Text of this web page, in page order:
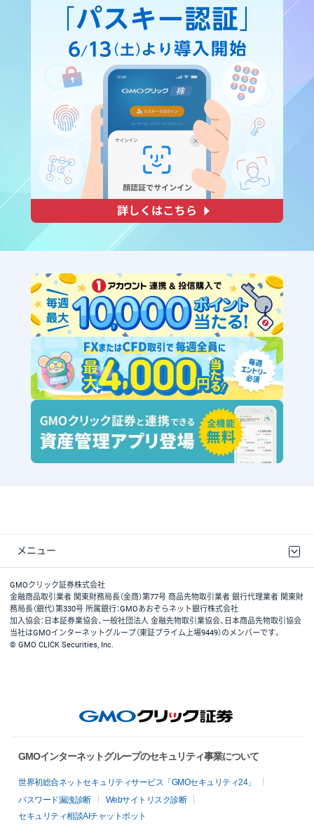
メニュー
取引規程・約款
最良執行方針
ディスクレイマー
リスク説明
GMOクリック証券ホームページ
GMOクリック証券株式会社
金融商品取引業者 関東財務局長（金商）第77号 商品先物取引業者 銀行代理業者 関東財
務局長（銀代）第330号 所属銀行：GMOあおぞらネット銀行株式会社
加入協会：日本証券業協会、一般社団法人 金融先物取引業協会、日本商品先物取引協会
当社はGMOインターネットグループ（東証プライム上場9449）のメンバーです。
© GMO CLICK Securities, Inc.
GMOインターネットグループのセキュリティ事業について
世界初総合ネットセキュリティサービス「GMOセキュリティ24」
パスワード漏洩診断
Webサイトリスク診断
セキュリティ相談AIチャットボット